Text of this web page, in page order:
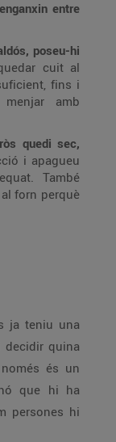
entre
poseu-hi
cuit al
fins i
amb
quedi sec,
i apagueu
També
forn perquè
ja teniu una
quina
és un
que hi ha
persones hi